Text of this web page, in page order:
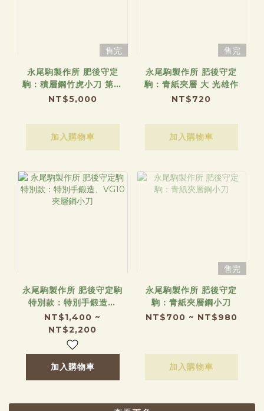
售完
永尾駒製作所 肥後守定
駒：積層鋼竹虎小刀 第五
代
NT$5,000
加入購物車
售完
永尾駒製作所 肥後守定
駒：青紙夾層 大 光雄作
NT$720
加入購物車
永尾駒製作所 肥後守定駒
特別款：特別手鍛造、
VG10夾層鋼小刀
NT$1,400 ~
NT$2,200
加入購物車
售完
永尾駒製作所 肥後守定
駒：青紙夾層鋼小刀
NT$700 ~ NT$980
加入購物車